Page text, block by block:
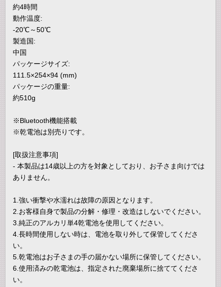
約4時間
動作温度:
-20℃～50℃
製造国:
中国
パッケージサイズ:
111.5×254×94 (mm)
パッケージの重量:
約510g
※Bluetooth機能搭載
※乾電池は別売りです。
[取扱注意事項]
- 本製品は14歳以上の方を対象としており、お子さま向けでは
ありません。
1.強い衝撃や水濡れは故障の原因となります。
2.お客様自身で製品の分解・修理・改造はしないでください。
3.純正のアルカリ単4乾電池を使用してください。
4.長時間使用しない時は、電池を取り外して保管してくださ
い。
5.乾電池はお子さまの手の届かない場所に保管してください。
6.使用済みの乾電池は、指定された廃棄場所に捨ててくださ
い。